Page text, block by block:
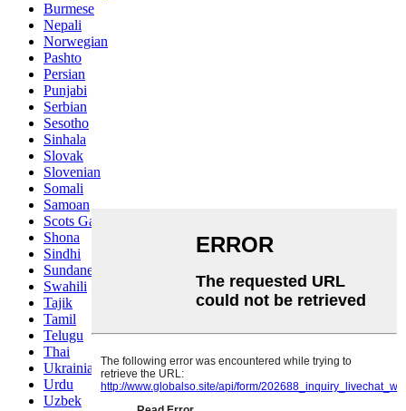
Burmese
Nepali
Norwegian
Pashto
Persian
Punjabi
Serbian
Sesotho
Sinhala
Slovak
Slovenian
Somali
Samoan
Scots Gaelic
Shona
Sindhi
Sundanese
Swahili
Tajik
Tamil
Telugu
Thai
Ukrainian
Urdu
Uzbek